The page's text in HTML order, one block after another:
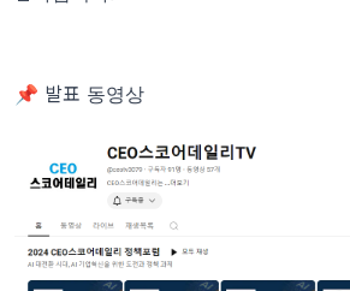
📌 발표 동영상